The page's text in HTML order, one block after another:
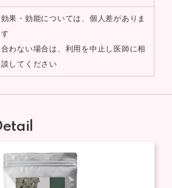
効果・効能については、個人差がありま
す
合わない場合は、利用を中止し医師に相
談してください